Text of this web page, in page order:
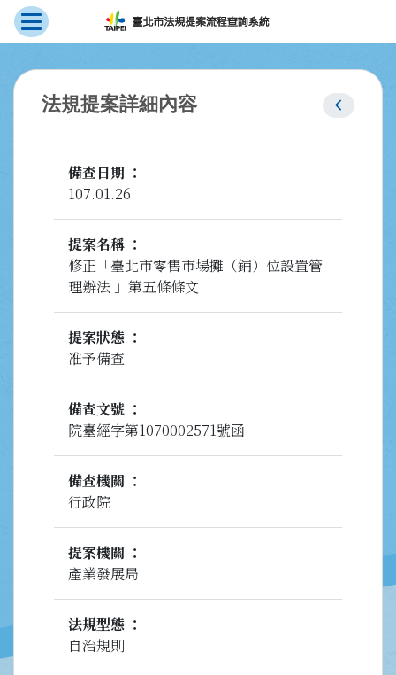
跳到主要內容
展開選單
法規提案詳細內容 chevron_left
備查日期
107.01.26
提案名稱
修正「臺北市零售市場攤（鋪）位設置管
理辦法 」第五條條文
提案狀態
准予備查
備查文號
院臺經字第1070002571號函
備查機關
行政院
提案機關
產業發展局
法規型態
自治規則